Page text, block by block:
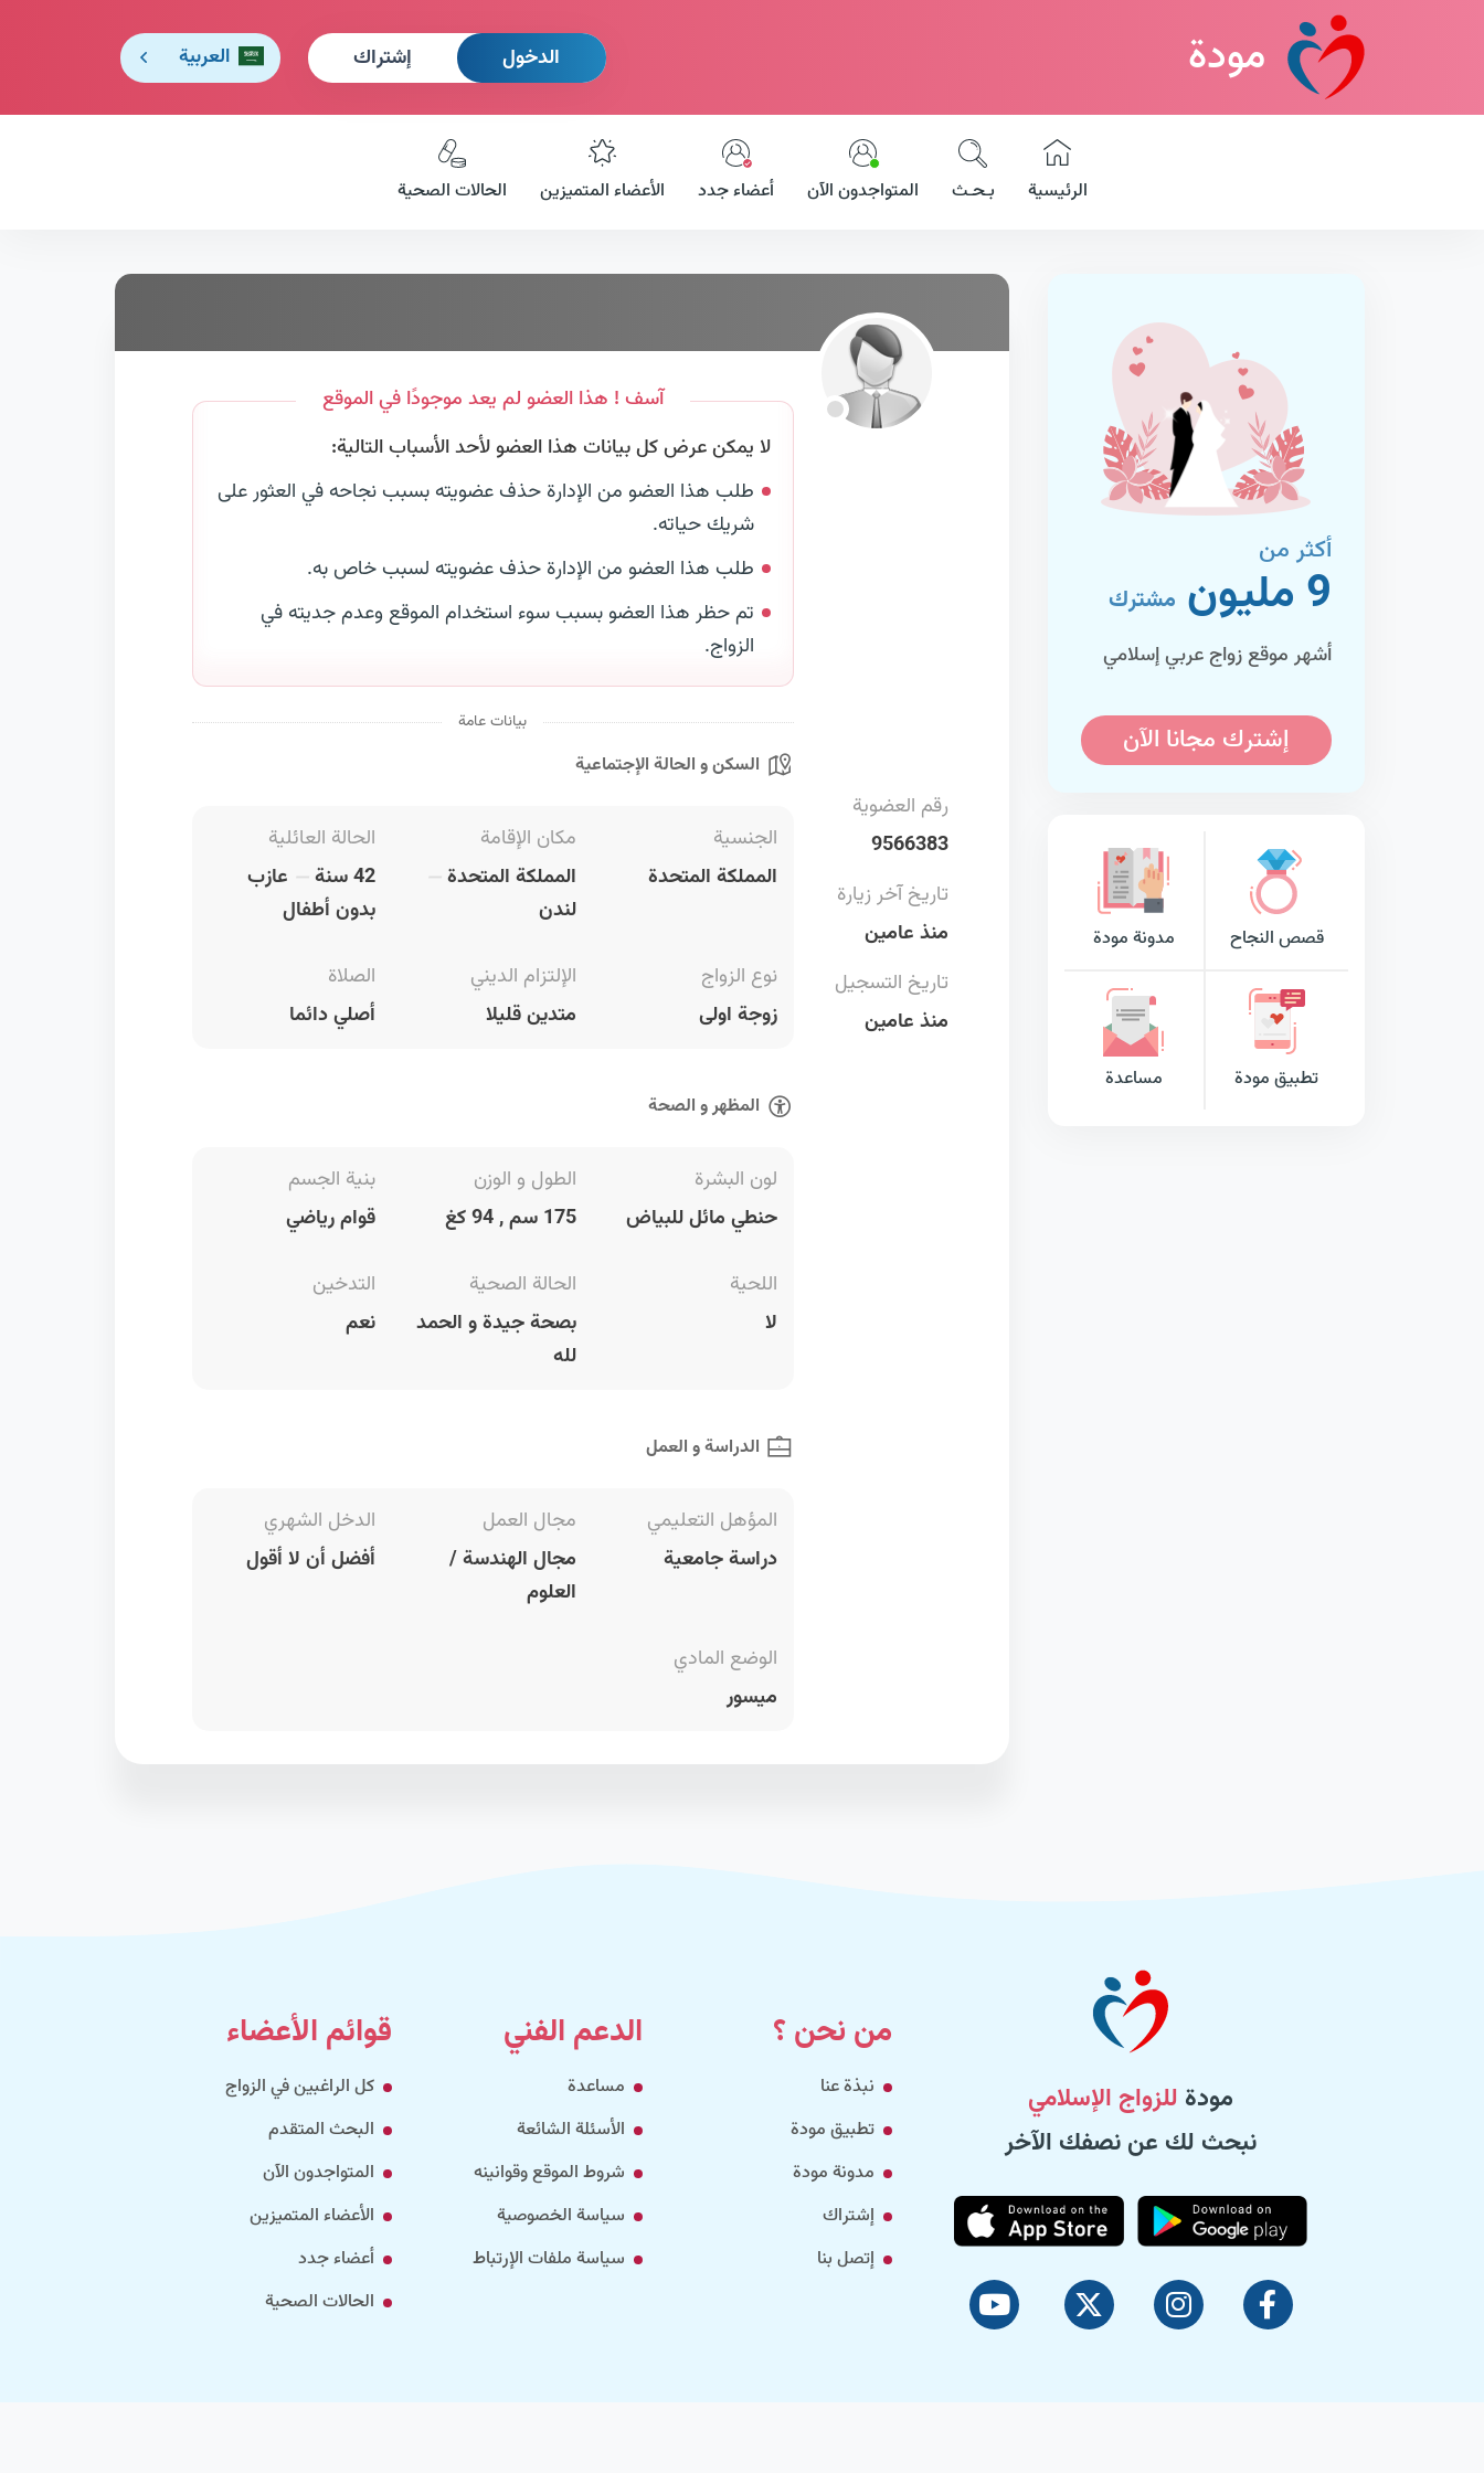
مودة الدخول إشتراك العربية
الرئيسية بـحـث المتواجدون الآن أعضاء جدد الأعضاء المتميزين الحالات الصحية
أكثر من
9 مليون مشترك
أشهر موقع زواج عربي إسلامي
إشترك مجانا الآن
قصص النجاح مدونة مودة
تطبيق مودة مساعدة
آسف ! هذا العضو لم يعد موجودًا في الموقع
لا يمكن عرض كل بيانات هذا العضو لأحد الأسباب التالية:
طلب هذا العضو من الإدارة حذف عضويته بسبب نجاحه في العثور على
شريك حياته.
طلب هذا العضو من الإدارة حذف عضويته لسبب خاص به.
تم حظر هذا العضو بسبب سوء استخدام الموقع وعدم جديته في
الزواج.
بيانات عامة
رقم العضوية
9566383
تاريخ آخر زيارة
منذ عامين
تاريخ التسجيل
منذ عامين
السكن و الحالة الإجتماعية
الجنسية
المملكة المتحدة
مكان الإقامة
المملكة المتحدة
لندن
الحالة العائلية
42 سنة
عازب
بدون أطفال
نوع الزواج
زوجة اولى
الإلتزام الديني
متدين قليلا
الصلاة
أصلي دائما
المظهر و الصحة
لون البشرة
حنطي مائل للبياض
الطول و الوزن
175 سم , 94 كغ
بنية الجسم
قوام رياضي
اللحية
لا
الحالة الصحية
بصحة جيدة و الحمد
لله
التدخين
نعم
الدراسة و العمل
المؤهل التعليمي
دراسة جامعية
مجال العمل
مجال الهندسة /
العلوم
الدخل الشهري
أفضل أن لا أقول
الوضع المادي
ميسور
مودة للزواج الإسلامي
نبحث لك عن نصفك الآخر
من نحن ؟
نبذة عنا
تطبيق مودة
مدونة مودة
إشتراك
إتصل بنا
الدعم الفني
مساعدة
الأسئلة الشائعة
شروط الموقع وقوانينه
سياسة الخصوصية
سياسة ملفات الإرتباط
قوائم الأعضاء
كل الراغبين في الزواج
البحث المتقدم
المتواجدون الآن
الأعضاء المتميزين
أعضاء جدد
الحالات الصحية